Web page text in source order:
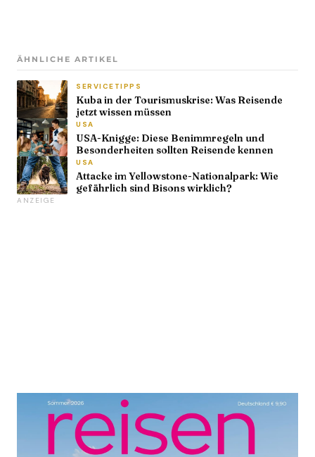
ÄHNLICHE ARTIKEL
SERVICETIPPS
Kuba in der Tourismuskrise: Was Reisende
jetzt wissen müssen
USA
USA-Knigge: Diese Benimmregeln und
Besonderheiten sollten Reisende kennen
USA
Attacke im Yellowstone-Nationalpark: Wie
gefährlich sind Bisons wirklich?
ANZEIGE